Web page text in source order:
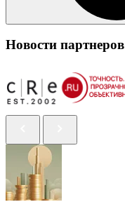
Новости партнеров